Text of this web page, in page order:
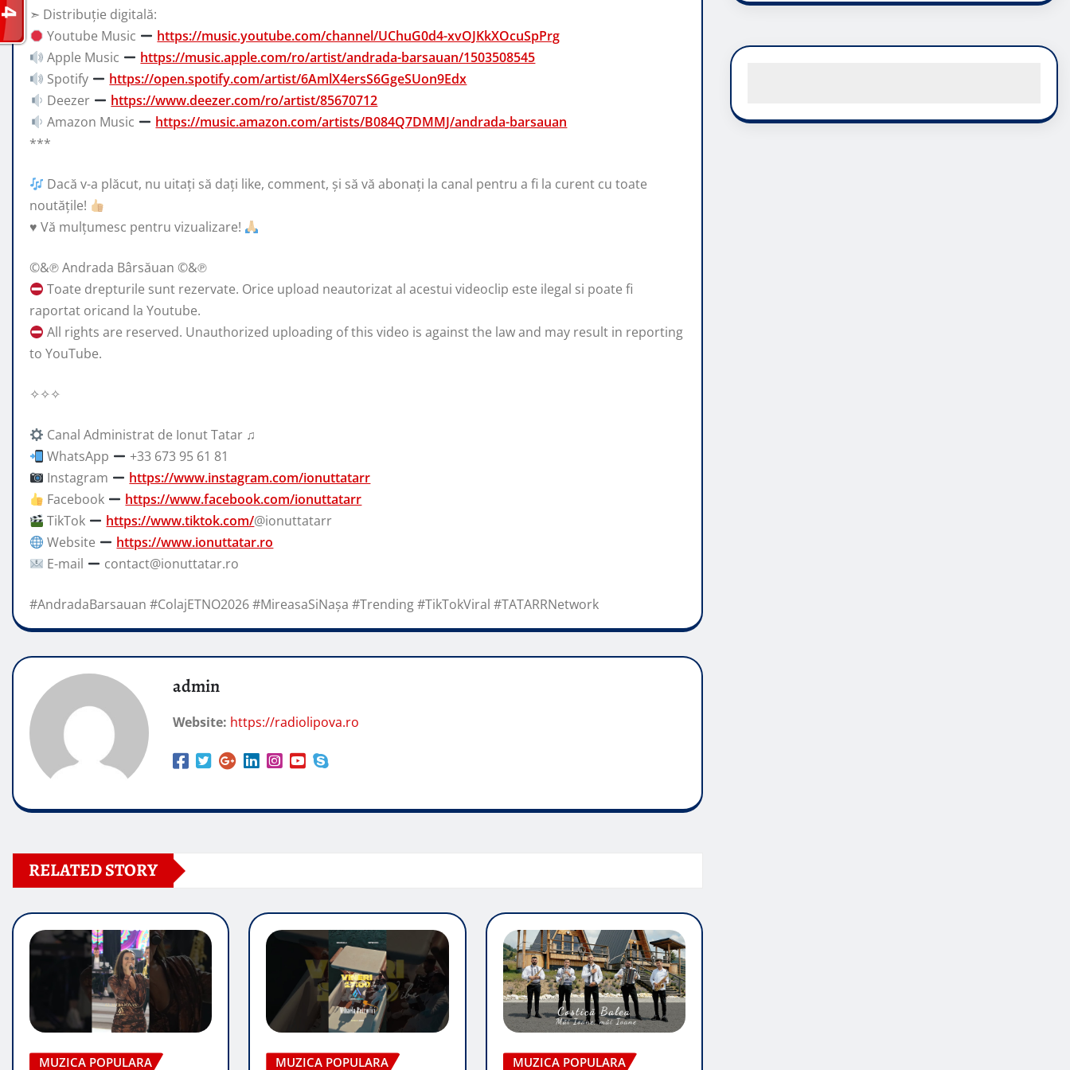
➣ Distribuție digitală:
Youtube Music
https://music.youtube.com/channel/UChuG0d4-xvOJKkXOcuSpPrg
Apple Music
https://music.apple.com/ro/artist/andrada-barsauan/1503508545
Spotify
https://open.spotify.com/artist/6AmlX4ersS6GgeSUon9Edx
Deezer
https://www.deezer.com/ro/artist/85670712
Amazon Music
https://music.amazon.com/artists/B084Q7DMMJ/andrada-barsauan
***
Dacă v-a plăcut, nu uitați să dați like, comment, și să vă abonați la canal pentru a fi la curent cu toate
noutățile!
♥️ Vă mulțumesc pentru vizualizare!
©&℗ Andrada Bârsăuan ©&℗
Toate drepturile sunt rezervate. Orice upload neautorizat al acestui videoclip este ilegal si poate fi
raportat oricand la Youtube.
All rights are reserved. Unauthorized uploading of this video is against the law and may result in reporting
to YouTube.
✧✧✧
Canal Administrat de Ionut Tatar ♫
WhatsApp
+33 673 95 61 81
Instagram
https://www.instagram.com/ionuttatarr
Facebook
https://www.facebook.com/ionuttatarr
TikTok
https://www.tiktok.com/@ionuttatarr
Website
https://www.ionuttatar.ro
E-mail
contact@ionuttatar.ro
#AndradaBarsauan #ColajETNO2026 #MireasaSiNașa #Trending #TikTokViral #TATARRNetwork
admin
Website: https://radiolipova.ro
RELATED STORY
MUZICA POPULARA MUZICA POPULARA MUZICA POPULARA